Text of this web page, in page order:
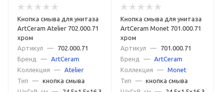
Кнопка смыва для унитаза
ArtCeram Atelier 702.000.71
хром
Артикул
—
702.000.71
Бренд
—
ArtCeram
Коллекция
—
Atelier
Тип
— кнопка смыва
Кнопка смыва для унитаза
ArtCeram Monet 701.000.71
хром
Артикул
—
701.000.71
Бренд
—
ArtCeram
Коллекция
—
Monet
Тип
—
кнопка смыва